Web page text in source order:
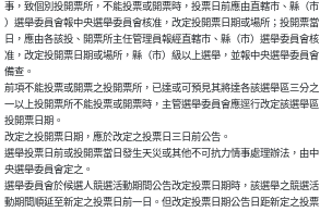
事，致個別投開票所，不能投票或開票時，投票日前應由直轄市、縣（市
）選舉委員會報中央選舉委員會核准，改定投開票日期或場所；投開票當
日，應由各該投、開票所主任管理員報經直轄市、縣（市）選舉委員會核
准，改定投開票日期或場所，縣（市）級以上選舉，並報中央選舉委員會
備查。
前項不能投票或開票之投開票所，已達或可預見其將達各該選舉區三分之
一以上投開票所不能投票或開票時，主管選舉委員會應逕行改定該選舉區
投開票日期。
改定之投開票日期，應於改定之投票日三日前公告。
選舉投票日前或投開票當日發生天災或其他不可抗力情事處理辦法，由中
央選舉委員會定之。
選舉委員會於候選人競選活動期間公告改定投票日期時，該選舉之競選活
動期間順延至新定之投票日前一日。但改定投票日期公告日距新定之投票